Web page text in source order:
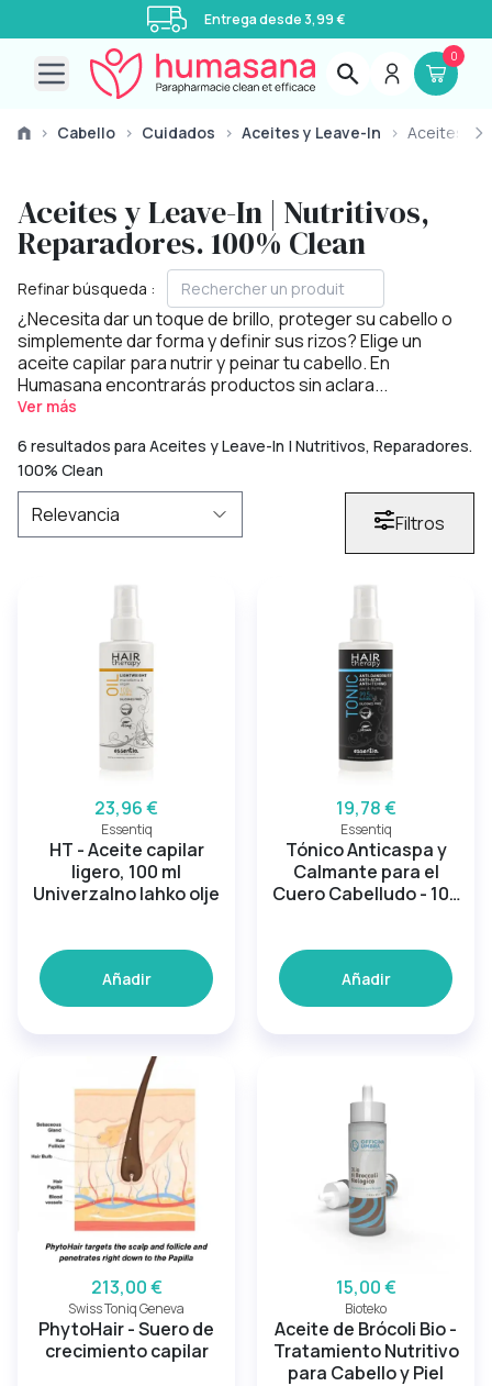
Entrega desde 3,99 €
Open main menu
0
› Cabello › Cuidados › Aceites y Leave-In › Aceites y
Aceites y Leave-In | Nutritivos,
Reparadores. 100% Clean
Refinar búsqueda :
¿Necesita dar un toque de brillo, proteger su cabello o
simplemente dar forma y definir sus rizos? Elige un
aceite capilar para nutrir y peinar tu cabello. En
Humasana encontrarás productos sin aclara...
Ver más
6 resultados para Aceites y Leave-In | Nutritivos, Reparadores.
100% Clean
Filtros
23,96 €
Essentiq
HT - Aceite capilar
ligero, 100 ml
Univerzalno lahko olje
Añadir
19,78 €
Essentiq
Tónico Anticaspa y
Calmante para el
Cuero Cabelludo - 100
Añadir
213,00 €
Swiss Toniq Geneva
PhytoHair - Suero de
crecimiento capilar
15,00 €
Bioteko
Aceite de Brócoli Bio -
Tratamiento Nutritivo
para Cabello y Piel